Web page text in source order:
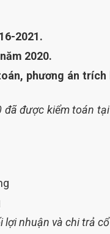
2021.
2020.
phương án
được kiểm toán
nhuận và chi trả